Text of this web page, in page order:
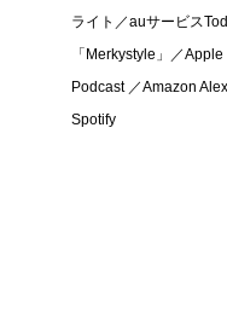
ライト／auサービス
「Merkystyle」／
Podcast ／Amazon
Spotify